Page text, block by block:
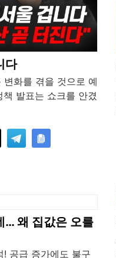
다
화를 겪을 것으로 예
발표는 쇼크를 안겼
… 왜 집값은 오를
공급 증가에도 불구